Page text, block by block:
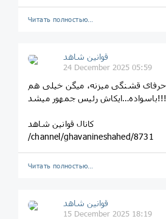
Читать полностью…
قوانین‌ شاهد
24 December 2025 05:59
حرفای قشنگی میزنه، میگن خیلی هم
رئیس جمهور میشد!!!!
کانال قوانین شاهد
/channel/ghavanineshahed/8731
Читать полностью…
قوانین‌ شاهد
15 December 2025 18:19